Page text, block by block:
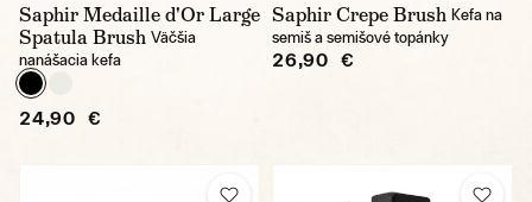
Saphir Medaille d'Or Large
Spatula Brush Väčšia
nanášacia kefa
24,90 €
Saphir Crepe Brush Kefa na
semiš a semišové topánky
26,90 €